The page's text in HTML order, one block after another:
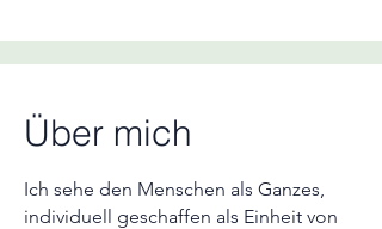
Über mich
Ich sehe den Menschen als Ganzes,
individuell geschaffen als Einheit von